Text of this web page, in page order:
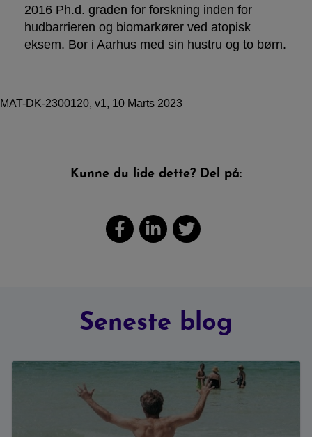
2016 Ph.d. graden for forskning inden for
hudbarrieren og biomarkører ved atopisk
eksem. Bor i Aarhus med sin hustru og to børn.
MAT-DK-2300120, v1, 10 Marts 2023
Kunne du lide dette? Del på:
Seneste blog